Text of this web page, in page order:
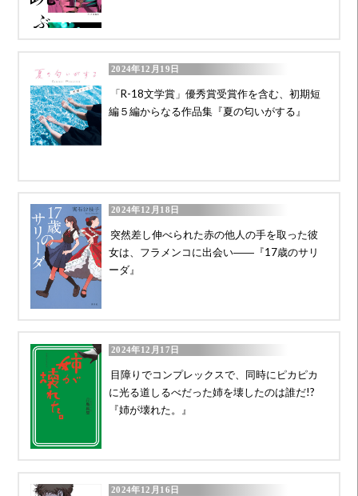
「R-18文学賞」優秀賞受賞作を含む、初期短
編５編からなる作品集『夏の匂いがする』
2024年12月19日
突然差し伸べられた赤の他人の手を取った彼
女は、フラメンコに出会い――『17歳のサリ
ーダ』
2024年12月18日
目障りでコンプレックスで、同時にピカピカ
に光る道しるべだった姉を壊したのは誰だ!?
『姉が壊れた。』
2024年12月17日
2024年12月16日